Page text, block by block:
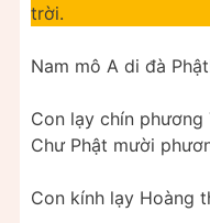
trời.
Nam mô A di đà
Con lạy chín
Chư Phật mười
Con kính lạy Hoàng